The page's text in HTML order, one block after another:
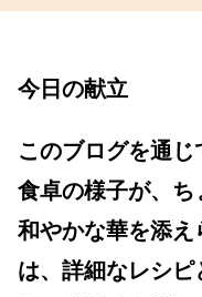
今日の献立
このブログを通
食卓の様子が、ち
和やかな華を添
は、詳細なレシ